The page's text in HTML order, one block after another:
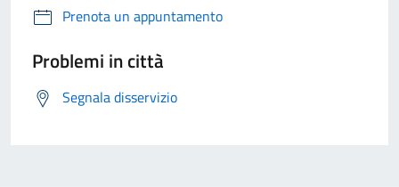
Prenota un appuntamento
Problemi in città
Segnala disservizio